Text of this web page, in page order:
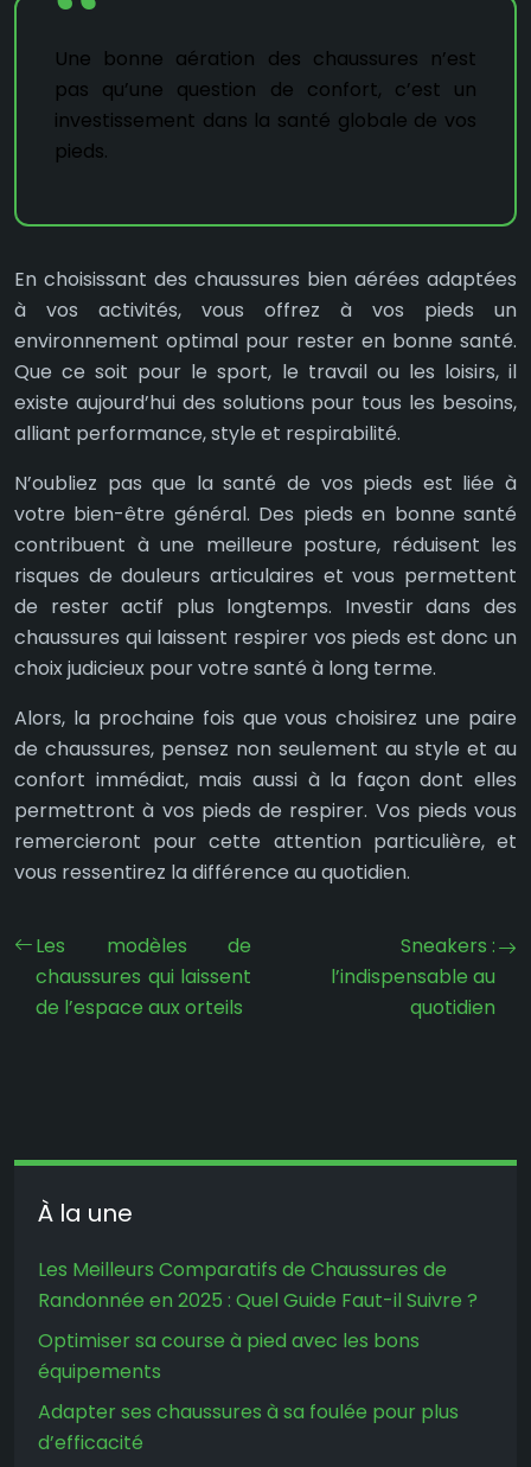
Une bonne aération des chaussures n’est
pas qu’une question de confort, c’est un
investissement dans la santé globale de vos
pieds.
En choisissant des chaussures bien aérées adaptées
à vos activités, vous offrez à vos pieds un
environnement optimal pour rester en bonne santé.
Que ce soit pour le sport, le travail ou les loisirs, il
existe aujourd’hui des solutions pour tous les besoins,
alliant performance, style et respirabilité.
N’oubliez pas que la santé de vos pieds est liée à
votre bien-être général. Des pieds en bonne santé
contribuent à une meilleure posture, réduisent les
risques de douleurs articulaires et vous permettent
de rester actif plus longtemps. Investir dans des
chaussures qui laissent respirer vos pieds est donc un
choix judicieux pour votre santé à long terme.
Alors, la prochaine fois que vous choisirez une paire
de chaussures, pensez non seulement au style et au
confort immédiat, mais aussi à la façon dont elles
permettront à vos pieds de respirer. Vos pieds vous
remercieront pour cette attention particulière, et
vous ressentirez la différence au quotidien.
Les modèles de
chaussures qui laissent
de l’espace aux orteils
Sneakers :
l’indispensable au
quotidien
À la une
Les Meilleurs Comparatifs de Chaussures de
Randonnée en 2025 : Quel Guide Faut-il Suivre ?
Optimiser sa course à pied avec les bons
équipements
Adapter ses chaussures à sa foulée pour plus
d’efficacité